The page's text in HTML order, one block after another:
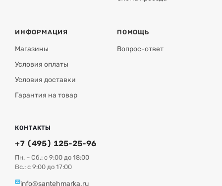
ИНФОРМАЦИЯ
Магазины
Условия оплаты
Условия доставки
Гарантия на товар
ПОМОЩЬ
Вопрос-ответ
КОНТАКТЫ
+7 (495) 125-25-96
Пн. – Сб.: с 9:00 до 18:00
Вс.: с 9:00 до 17:00
info@santehmarka.ru